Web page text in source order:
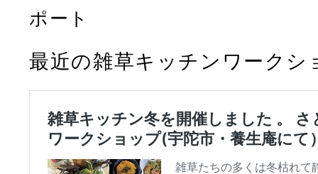
ポート
最近の雑草キッチンワークシ